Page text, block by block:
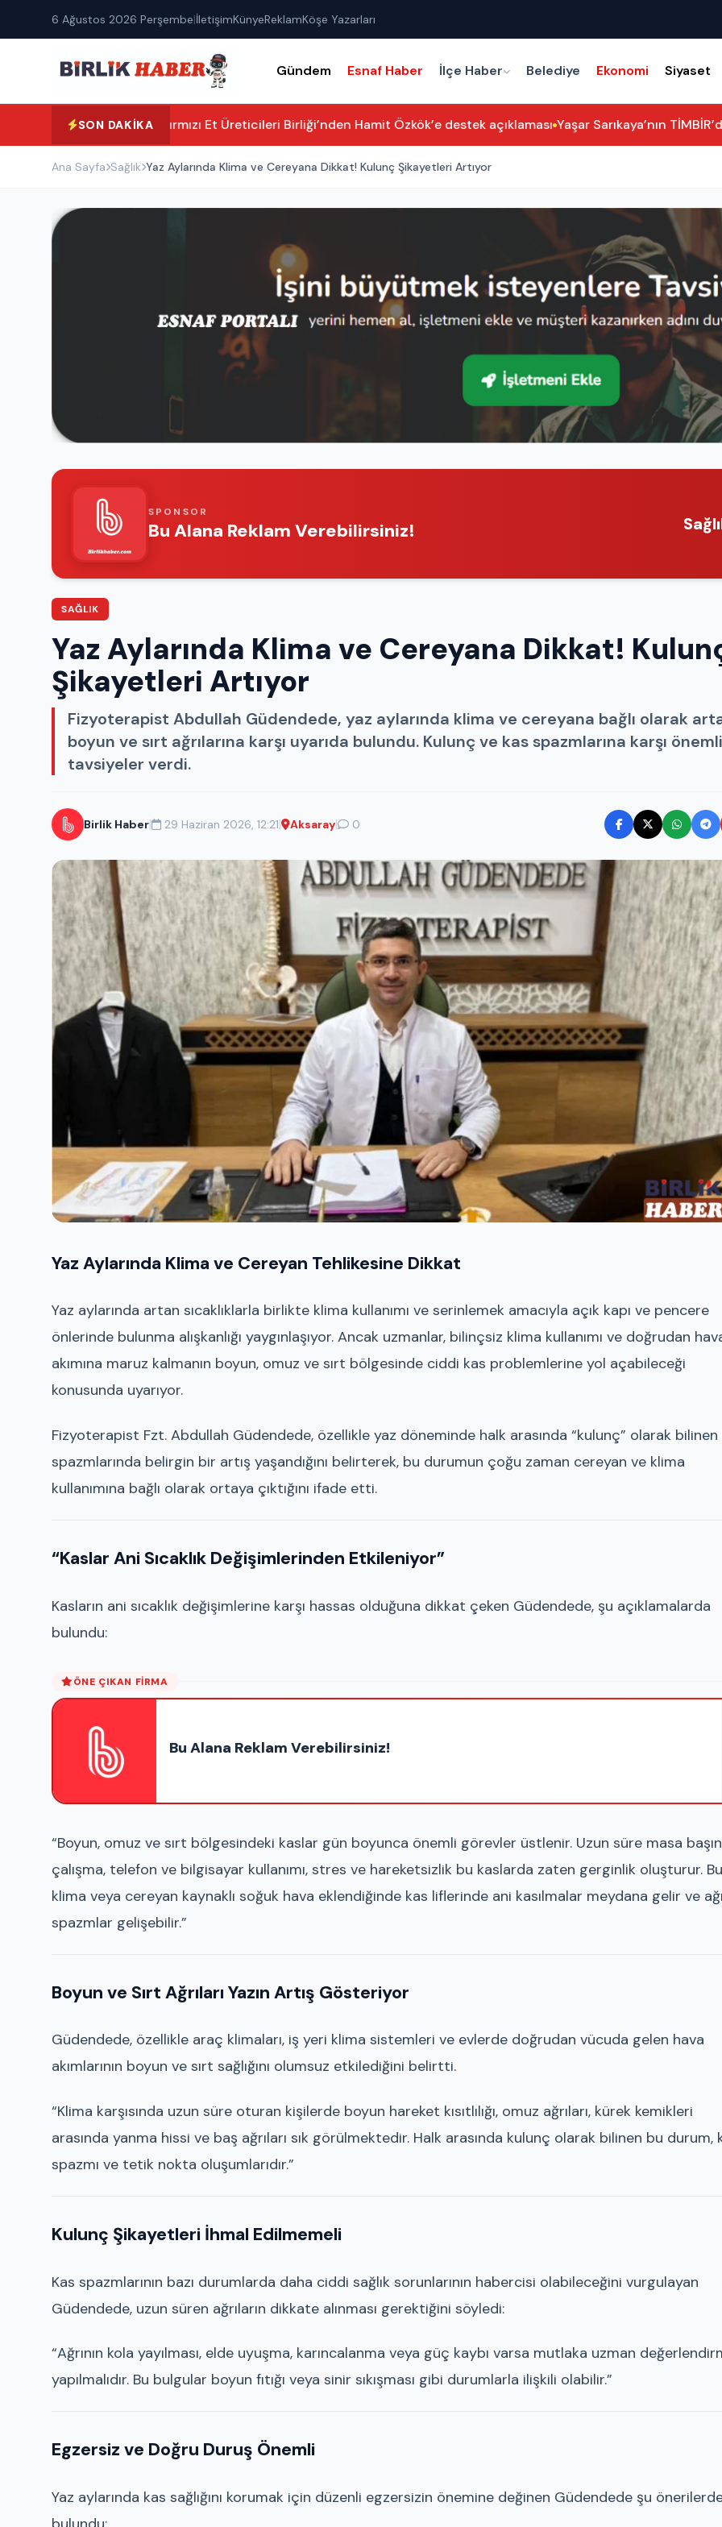
6 Ağustos 2026 Perşembe|İletişimKünyeReklamKöşe Yazarları
Gündem Esnaf Haber İlçe Haber Belediye Ekonomi Siyaset
SON DAKIKA
Aksaray Kırmızı Et Üreticileri Birliği’nden Hamit Özkök’e destek açıklaması Yaşar Sarıkaya’nın
Ana Sayfa Sağlık Yaz Aylarında Klima ve Cereyana Dikkat! Kulunç Şikayetleri Artıyor
SPONSOR
Bu Alana Reklam Verebilirsiniz!
SAĞLIK
Yaz Aylarında Klima ve Cereyana Dikkat!
Şikayetleri Artıyor
Fizyoterapist Abdullah Güdendede, yaz aylarında klima ve cereyana bağlı olarak
boyun ve sırt ağrılarına karşı uyarıda bulundu. Kulunç ve kas spazmlarına karşı önemli
tavsiyeler verdi.
Birlik Haber| 29 Haziran 2026, 12:21| Aksaray| 0
Yaz Aylarında Klima ve Cereyan Tehlikesine Dikkat
Yaz aylarında artan sıcaklıklarla birlikte klima kullanımı ve serinlemek amacıyla açık kapı ve pencere
önlerinde bulunma alışkanlığı yaygınlaşıyor. Ancak uzmanlar, bilinçsiz klima kullanımı ve doğrudan
akımına maruz kalmanın boyun, omuz ve sırt bölgesinde ciddi kas problemlerine yol açabileceği
konusunda uyarıyor.
Fizyoterapist Fzt. Abdullah Güdendede, özellikle yaz döneminde halk arasında “kulunç” olarak bilinen
spazmlarında belirgin bir artış yaşandığını belirterek, bu durumun çoğu zaman cereyan ve klima
kullanımına bağlı olarak ortaya çıktığını ifade etti.
“Kaslar Ani Sıcaklık Değişimlerinden Etkileniyor”
Kasların ani sıcaklık değişimlerine karşı hassas olduğuna dikkat çeken Güdendede, şu açıklamalarda
bulundu:
ÖNE ÇIKAN FIRMA
Bu Alana Reklam Verebilirsiniz!
“Boyun, omuz ve sırt bölgesindeki kaslar gün boyunca önemli görevler üstlenir. Uzun süre masa
çalışma, telefon ve bilgisayar kullanımı, stres ve hareketsizlik bu kaslarda zaten gerginlik oluşturur.
klima veya cereyan kaynaklı soğuk hava eklendiğinde kas liflerinde ani kasılmalar meydana gelir ve
spazmlar gelişebilir.”
Boyun ve Sırt Ağrıları Yazın Artış Gösteriyor
Güdendede, özellikle araç klimaları, iş yeri klima sistemleri ve evlerde doğrudan vücuda gelen hava
akımlarının boyun ve sırt sağlığını olumsuz etkilediğini belirtti.
“Klima karşısında uzun süre oturan kişilerde boyun hareket kısıtlılığı, omuz ağrıları, kürek kemikleri
arasında yanma hissi ve baş ağrıları sık görülmektedir. Halk arasında kulunç olarak bilinen bu durum,
spazmı ve tetik nokta oluşumlarıdır.”
Kulunç Şikayetleri İhmal Edilmemeli
Kas spazmlarının bazı durumlarda daha ciddi sağlık sorunlarının habercisi olabileceğini vurgulayan
Güdendede, uzun süren ağrıların dikkate alınması gerektiğini söyledi:
“Ağrının kola yayılması, elde uyuşma, karıncalanma veya güç kaybı varsa mutlaka uzman
yapılmalıdır. Bu bulgular boyun fıtığı veya sinir sıkışması gibi durumlarla ilişkili olabilir.”
Egzersiz ve Doğru Duruş Önemli
Yaz aylarında kas sağlığını korumak için düzenli egzersizin önemine değinen Güdendede şu